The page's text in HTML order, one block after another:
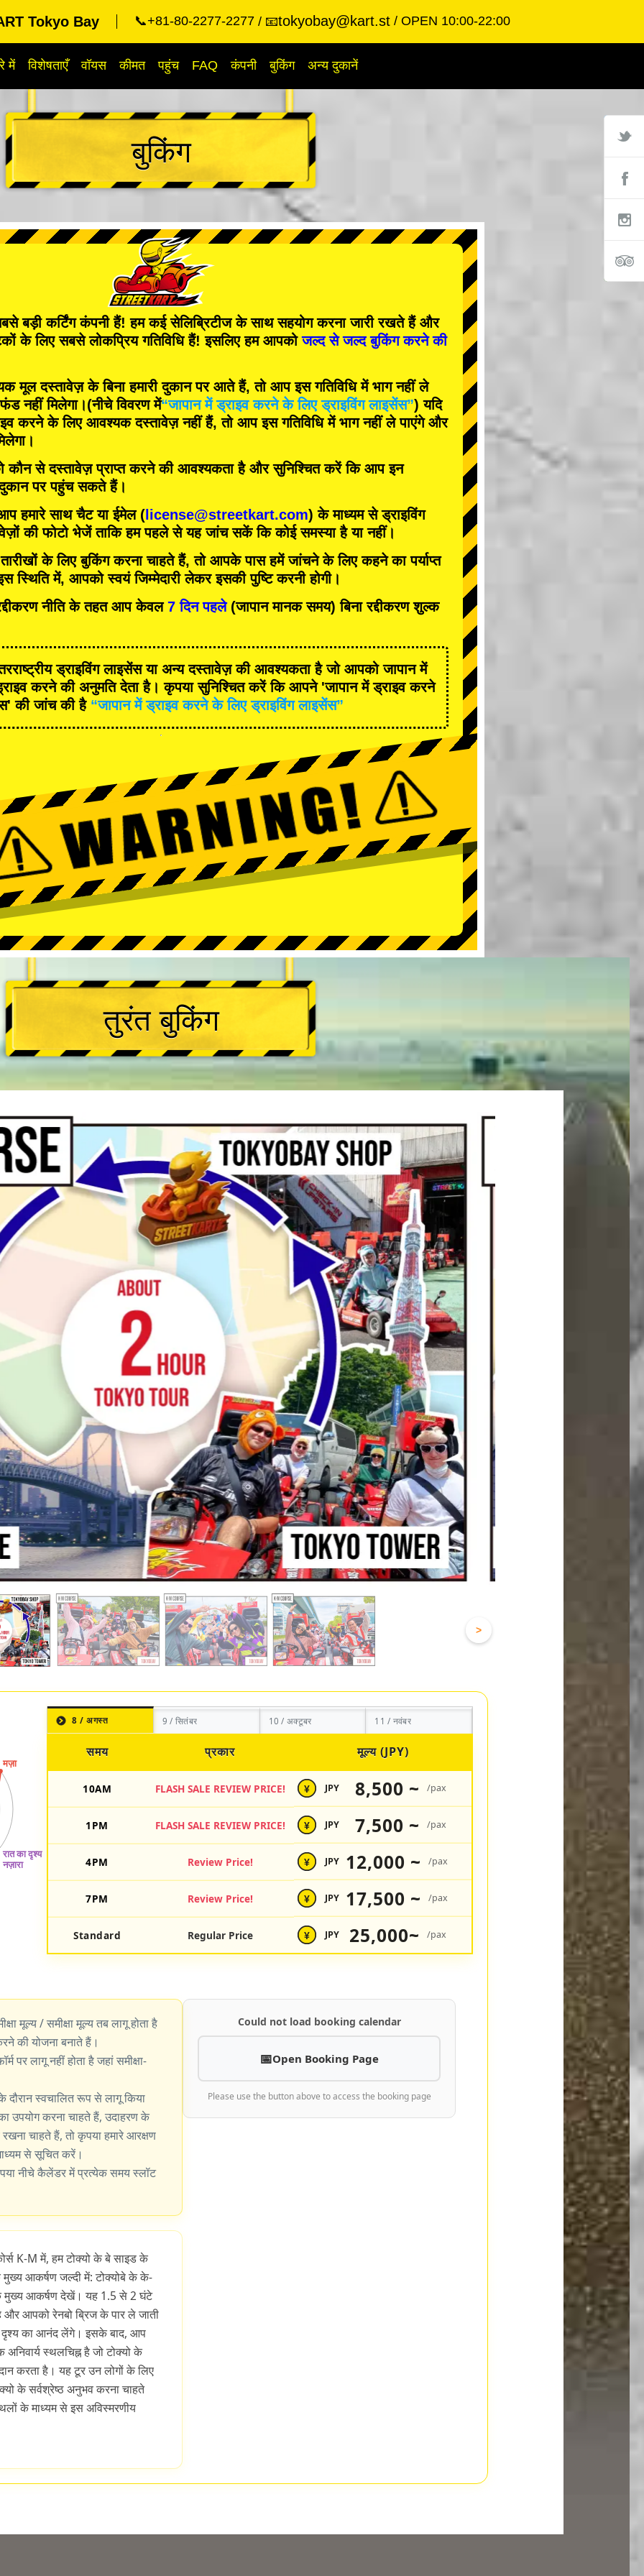
Tokyo Bay 📞+81-80-2277-2277 📧tokyobay@kart.st OPEN 10:00-22:00
में विशेषताएँ वॉयस कीमत पहुंच FAQ कंपनी बुकिंग अन्य दुकानें
बुकिंग
बड़ी कर्टिंग कंपनीहैं! हमकई सेलिब्रिटीजके साथ सहयोग करना जारी रखते हैं और
के लिएसबसे लोकप्रिय गतिविधिहैं! इसलिए हम आपकोजल्द से जल्द बुकिंग करने की
मूल दस्तावेज़ के बिना हमारी दुकान पर आते हैं, तो आप इस गतिविधि में भाग नहीं ले
नहीं मिलेगा।(नीचे विवरण में“जापान में ड्राइव करने के लिए ड्राइविंग लाइसेंस”) यदि
करने के लिए आवश्यक दस्तावेज़ नहीं हैं, तो आप इस गतिविधि में भाग नहीं ले पाएंगे और
कौन से दस्तावेज़ प्राप्त करने की आवश्यकता है और सुनिश्चित करें कि आप इन
दुकान पर पहुंच सकते हैं।
हमारे साथ चैट या ईमेल ( license@streetkart.com) के माध्यम से ड्राइविंग
की फोटो भेजें ताकि हम पहले से यह जांच सकें कि कोई समस्या है या नहीं।
के लिए बुकिंग करना चाहते हैं, तो आपके पास हमें जांचने के लिए कहने का पर्याप्त
स्थिति में, आपको स्वयं जिम्मेदारी लेकर इसकी पुष्टि करनी होगी।
नीति के तहत आप केवल7 दिन पहले(जापान मानक समय) बिना रद्दीकरण शुल्क
ड्राइविंग लाइसेंस या अन्य दस्तावेज़ की आवश्यकता है जो आपको जापान में
करने की अनुमति देता है। कृपया सुनिश्चित करें कि आपने 'जापान में ड्राइव करने
की जांच की है “जापान में ड्राइव करने के लिए ड्राइविंग लाइसेंस”
तुरंत बुकिंग
>
8 / अगस्त 9 / सितंबर 10 / अक्टूबर 11 / नवंबर
समय प्रकार मूल्य (JPY)
10AM FLASH SALE REVIEW PRICE! ¥ JPY 8,500 ~ /pax
1PM FLASH SALE REVIEW PRICE! ¥ JPY 7,500 ~ /pax
4PM Review Price! ¥ JPY 12,000 ~ /pax
7PM Review Price! ¥ JPY 17,500 ~ /pax
Standard Regular Price ¥ JPY 25,000~ /pax
मूल्य / समीक्षा मूल्य तब लागू होता है
की योजना बनाते हैं।
पर लागू नहीं होता है जहां समीक्षा-
स्वचालित रूप से लागू किया
उपयोग करना चाहते हैं, उदाहरण के
चाहते हैं, तो कृपया हमारे आरक्षण
से सूचित करें।
नीचे कैलेंडर में प्रत्येक समय स्लॉट
K-M में, हम टोक्यो के बे साइड के
आकर्षण जल्दी में: टोक्योबे के के-
मुख्य आकर्षण देखें। यह 1.5 से 2 घंटे
और आपको रेनबो ब्रिज के पार ले जाती
दृश्य का आनंद लेंगे। इसके बाद, आप
स्थलचिह्न है जो टोक्यो के
करता है। यह टूर उन लोगों के लिए
के सर्वश्रेष्ठ अनुभव करना चाहते
के माध्यम से इस अविस्मरणीय
Could not load booking calendar
Open Booking Page
Please use the button above to access the booking page